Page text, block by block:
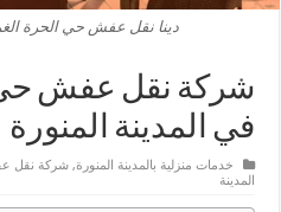
دينا نقل عفش حي الحرة
شركة نقل عفش حي
في المدينة المنورة
خدمات منزلية بالمدينة المنورة,شركة نقل
المدينة